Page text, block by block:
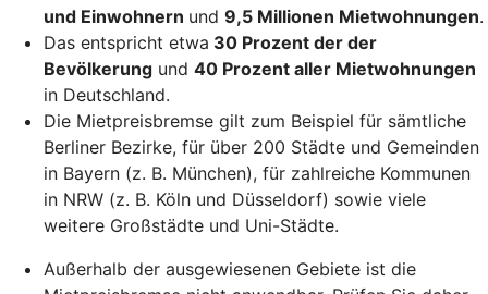
und Einwohnern und 9,5 Millionen Mietwohnungen.
Das entspricht etwa 30 Prozent der der
Bevölkerung und 40 Prozent aller Mietwohnungen
in Deutschland.
Die Mietpreisbremse gilt zum Beispiel für sämtliche
Berliner Bezirke, für über 200 Städte und Gemeinden
in Bayern (z. B. München), für zahlreiche Kommunen
in NRW (z. B. Köln und Düsseldorf) sowie viele
weitere Großstädte und Uni-Städte.
Außerhalb der ausgewiesenen Gebiete ist die